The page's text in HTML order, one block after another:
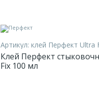
Артикул: клей Перфект Ultra
Клей Перфект
Fix 100 мл